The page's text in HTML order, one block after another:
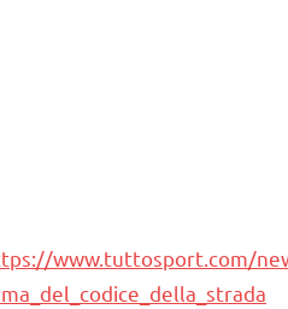
www.tuttosport.com/